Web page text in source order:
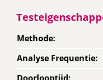
Methode:
Analyse Frequentie: